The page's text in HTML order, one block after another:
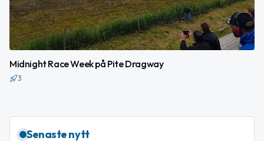
Midnight Race Week på Pite Dragway
3
Senaste nytt